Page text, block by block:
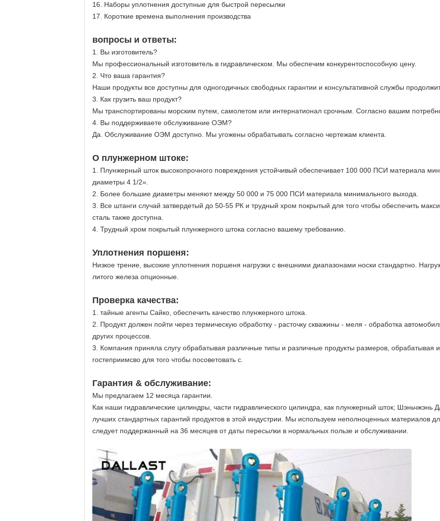
16. Наборы уплотнения доступные для быстрой пересылки
17. Короткие времена выполнения производства
вопросы и ответы:
1. Вы изготовитель?
Мы профессиональный изготовитель в гидравлическом. Мы обеспечим конкурентоспособную цену.
2. Что ваша гарантия?
Наши продукты все доступны для одногодичных свободных гарантии и консультативной службы
3. Как грузить ваш продукт?
Мы транспортированы морским путем, самолетом или интернатионал срочным. Согласно вашим
4. Вы поддерживаете обслуживание ОЭМ?
Да. Обслуживание ОЭМ доступно. Мы угожены обрабатывать согласно чертежам клиента.
О плунжерном штоке:
1. Плунжерный шток высокопрочного повреждения устойчивый обеспечивает 100 000 ПСИ материала
диаметры 4 1/2».
2. Более большие диаметры меняют между 50 000 и 75 000 ПСИ материала минимального выхода.
3. Все штанги случай затвердетый до 50-55 РК и трудный хром покрытый для того чтобы обеспечить
сталь также доступна.
4. Трудный хром покрытый плунжерного штока согласно вашему требованию.
Уплотнения поршеня:
Низкое трение, высокие уплотнения поршеня нагрузки с внешними диапазонами носки стандартно.
литого железа опционные.
Проверка качества:
1. тайные агенты Сайко, обеспечить качество плунжерного штока.
2. Продукт должен пойти через термическую обработку - расточку скважины - меля - обработка
других процессов.
3. Компания приняла слугу обрабатывая различные типы и различные продукты размеров, обрабатывая
гостеприимсво для того чтобы посоветовать с.
Гарантия & обслуживание:
Мы предлагаем 12 месяца гарантии.
Как наши гидравлические цилиндры, части гидравлического цилиндра, как плунжерный шток;
лучших стандартных гарантий продуктов в этой индустрии. Мы используем неполноценных материалов
следует поддержанный на 36 месяцев от даты пересылки в нормальных пользе и обслуживании.